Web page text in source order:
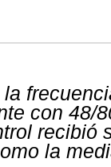
con 48/
recibió
la